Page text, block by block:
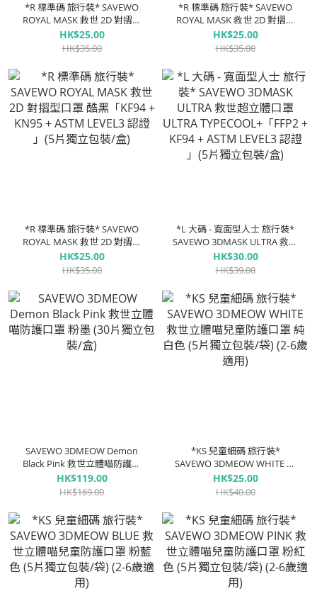
*R 標準碼 旅行裝* SAVEWO
ROYAL MASK 救世 2D 對摺型
口罩 晨霧「KF94 + KN95 +
ASTM LEVEL3 認證 」(5片獨立
HK$25.00
HK$35.00
*R 標準碼 旅行裝* SAVEWO
ROYAL MASK 救世 2D 對摺型
口罩 桂枝「KF94 + KN95 +
ASTM LEVEL3 認證 」(5片獨立
HK$25.00
HK$35.00
*R 標準碼 旅行裝* SAVEWO
ROYAL MASK 救世 2D 對摺型
口罩 酷黑「KF94 + KN95 +
ASTM LEVEL3 認證 」(5片獨立
HK$25.00
HK$35.00
*L 大碼 - 寬面型人士 旅行裝*
SAVEWO 3DMASK ULTRA 救世
超立體口罩 ULTRA
TYPECOOL+「FFP2 + KF94 +
包裝/盒)
HK$30.00
HK$39.00
SAVEWO 3DMEOW Demon
Black Pink 救世立體喵防護口
罩 粉墨 (30片獨立包裝/盒)
HK$119.00
HK$169.00
*KS 兒童細碼 旅行裝*
SAVEWO 3DMEOW WHITE 救
世立體喵兒童防護口罩 純白色
(5片獨立包裝/袋) (2-6歲適用)
HK$25.00
HK$40.00